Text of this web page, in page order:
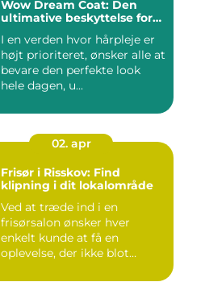
Wow Dream Coat: Den
ultimative beskyttelse for
I en verden hvor hårpleje er
højt prioriteret, ønsker alle at
bevare den perfekte look
hele dagen, u...
02. apr
Frisør i Risskov: Find
klipning i dit lokalområde
Ved at træde ind i en
frisørsalon ønsker hver
enkelt kunde at få en
oplevelse, der ikke blot